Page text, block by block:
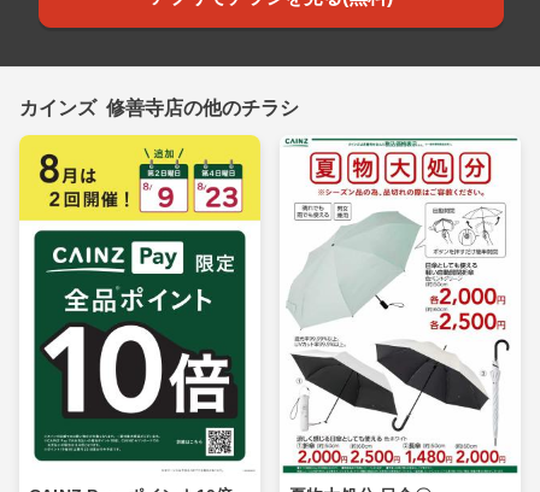
カインズ 修善寺店の他のチラシ